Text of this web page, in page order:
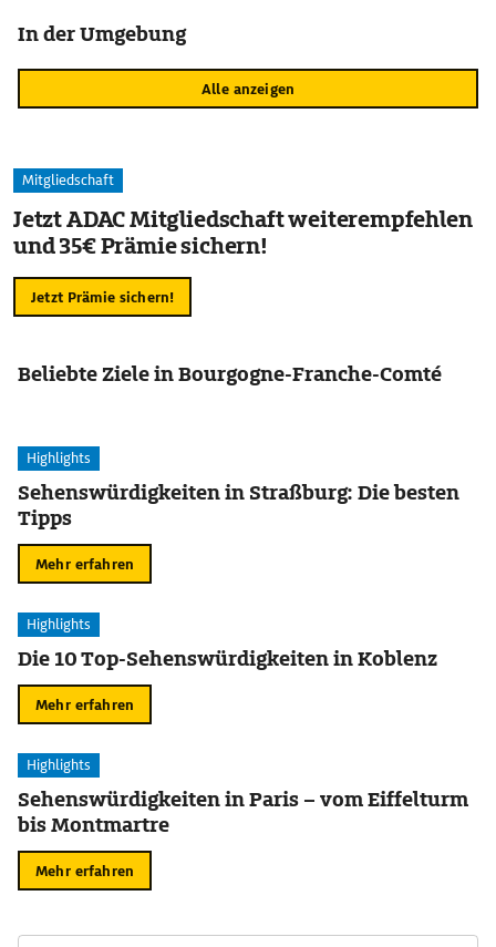
In der Umgebung
Alle anzeigen
Mitgliedschaft
Jetzt ADAC Mitgliedschaft weiterempfehlen
und 35€ Prämie sichern!
Jetzt Prämie sichern!
Beliebte Ziele in Bourgogne-Franche-Comté
Highlights
Sehenswürdigkeiten in Straßburg: Die besten
Tipps
Mehr erfahren
Highlights
Die 10 Top-Sehenswürdigkeiten in Koblenz
Mehr erfahren
Highlights
Sehenswürdigkeiten in Paris – vom Eiffelturm
bis Montmartre
Mehr erfahren